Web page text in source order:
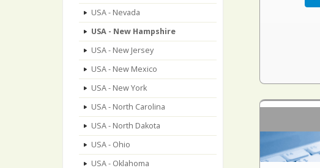
USA - Nevada
USA - New Hampshire
USA - New Jersey
USA - New Mexico
USA - New York
USA - North Carolina
USA - North Dakota
USA - Ohio
USA - Oklahoma